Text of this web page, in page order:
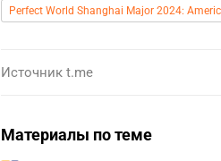
Perfect World Shanghai Major 2024:
Источник t.me
Материалы по теме